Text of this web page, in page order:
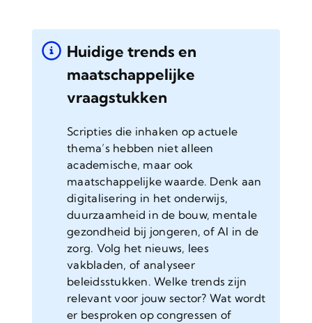
Huidige trends en
maatschappelijke
vraagstukken
Scripties die inhaken op actuele
thema’s hebben niet alleen
academische, maar ook
maatschappelijke waarde. Denk aan
digitalisering in het onderwijs,
duurzaamheid in de bouw, mentale
gezondheid bij jongeren, of AI in de
zorg. Volg het nieuws, lees
vakbladen, of analyseer
beleidsstukken. Welke trends zijn
relevant voor jouw sector? Wat wordt
er besproken op congressen of